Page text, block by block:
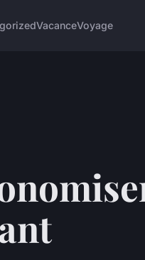
VacanceVoyage